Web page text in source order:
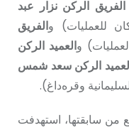
الفريق الركن نزار عبد
للعمليات) والفريق
والعميد الركن
الركن سعد شمس
وقره‌داغ).
من سابقتها، استهدفت